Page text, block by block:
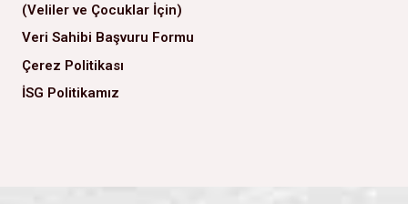
(Veliler ve Çocuklar İçin)
Veri Sahibi Başvuru Formu
Çerez Politikası
İSG Politikamız